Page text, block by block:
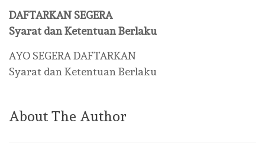
DAFTARKAN SEGERA
Syarat dan Ketentuan Berlaku
AYO SEGERA DAFTARKAN
Syarat dan Ketentuan Berlaku
About The Author